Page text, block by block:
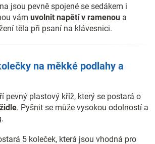
jsou pevně spojené se sedákem i
vám uvolnit napětí v ramenou a
těla při psaní na klávesnici.
na měkké podlahy a
pevný plastový kříž, který se postará o
. Pyšnit se může vysokou odolností a
5 koleček, která jsou vhodná pro